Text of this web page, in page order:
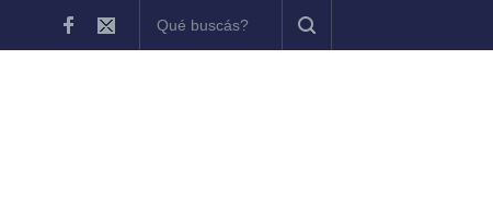
El Teatro Brazzola ofrece en agosto una programación con